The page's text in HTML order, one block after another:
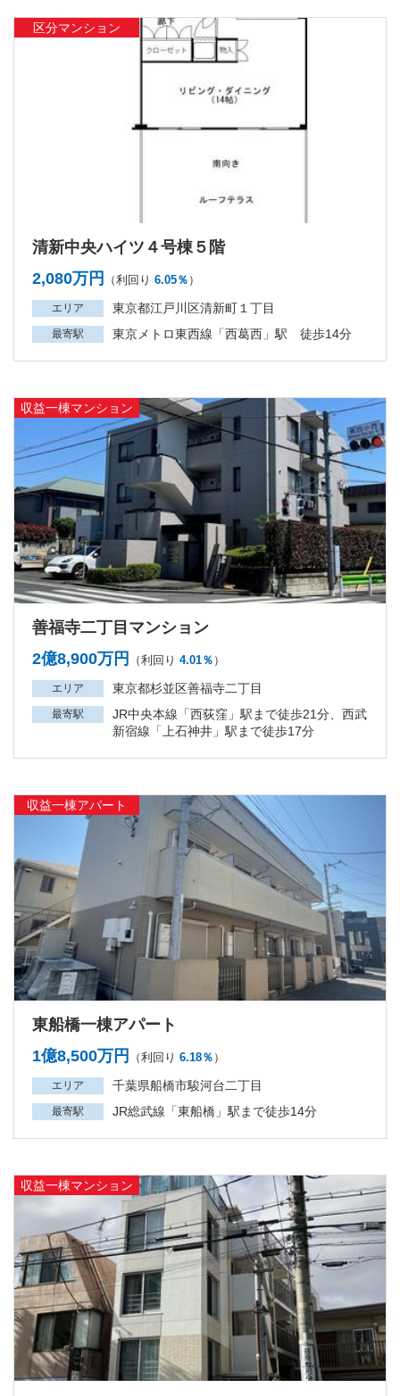
清新中央ハイツ４号棟５階
区分マンション
2,080万円 （利回り 6.05％ ）
エリア 東京都江戸川区清新町１丁目
最寄駅 東京メトロ東西線「西葛西」駅 徒歩14分
善福寺二丁目マンション
収益一棟マンション
2億8,900万円 （利回り 4.01％ ）
エリア 東京都杉並区善福寺二丁目
最寄駅
JR中央本線「西荻窪」駅まで徒歩21分、西武
新宿線「上石神井」駅まで徒歩17分
東船橋一棟アパート
収益一棟アパート
1億8,500万円 （利回り 6.18％ ）
エリア 千葉県船橋市駿河台二丁目
最寄駅 JR総武線「東船橋」駅まで徒歩14分
収益一棟マンション